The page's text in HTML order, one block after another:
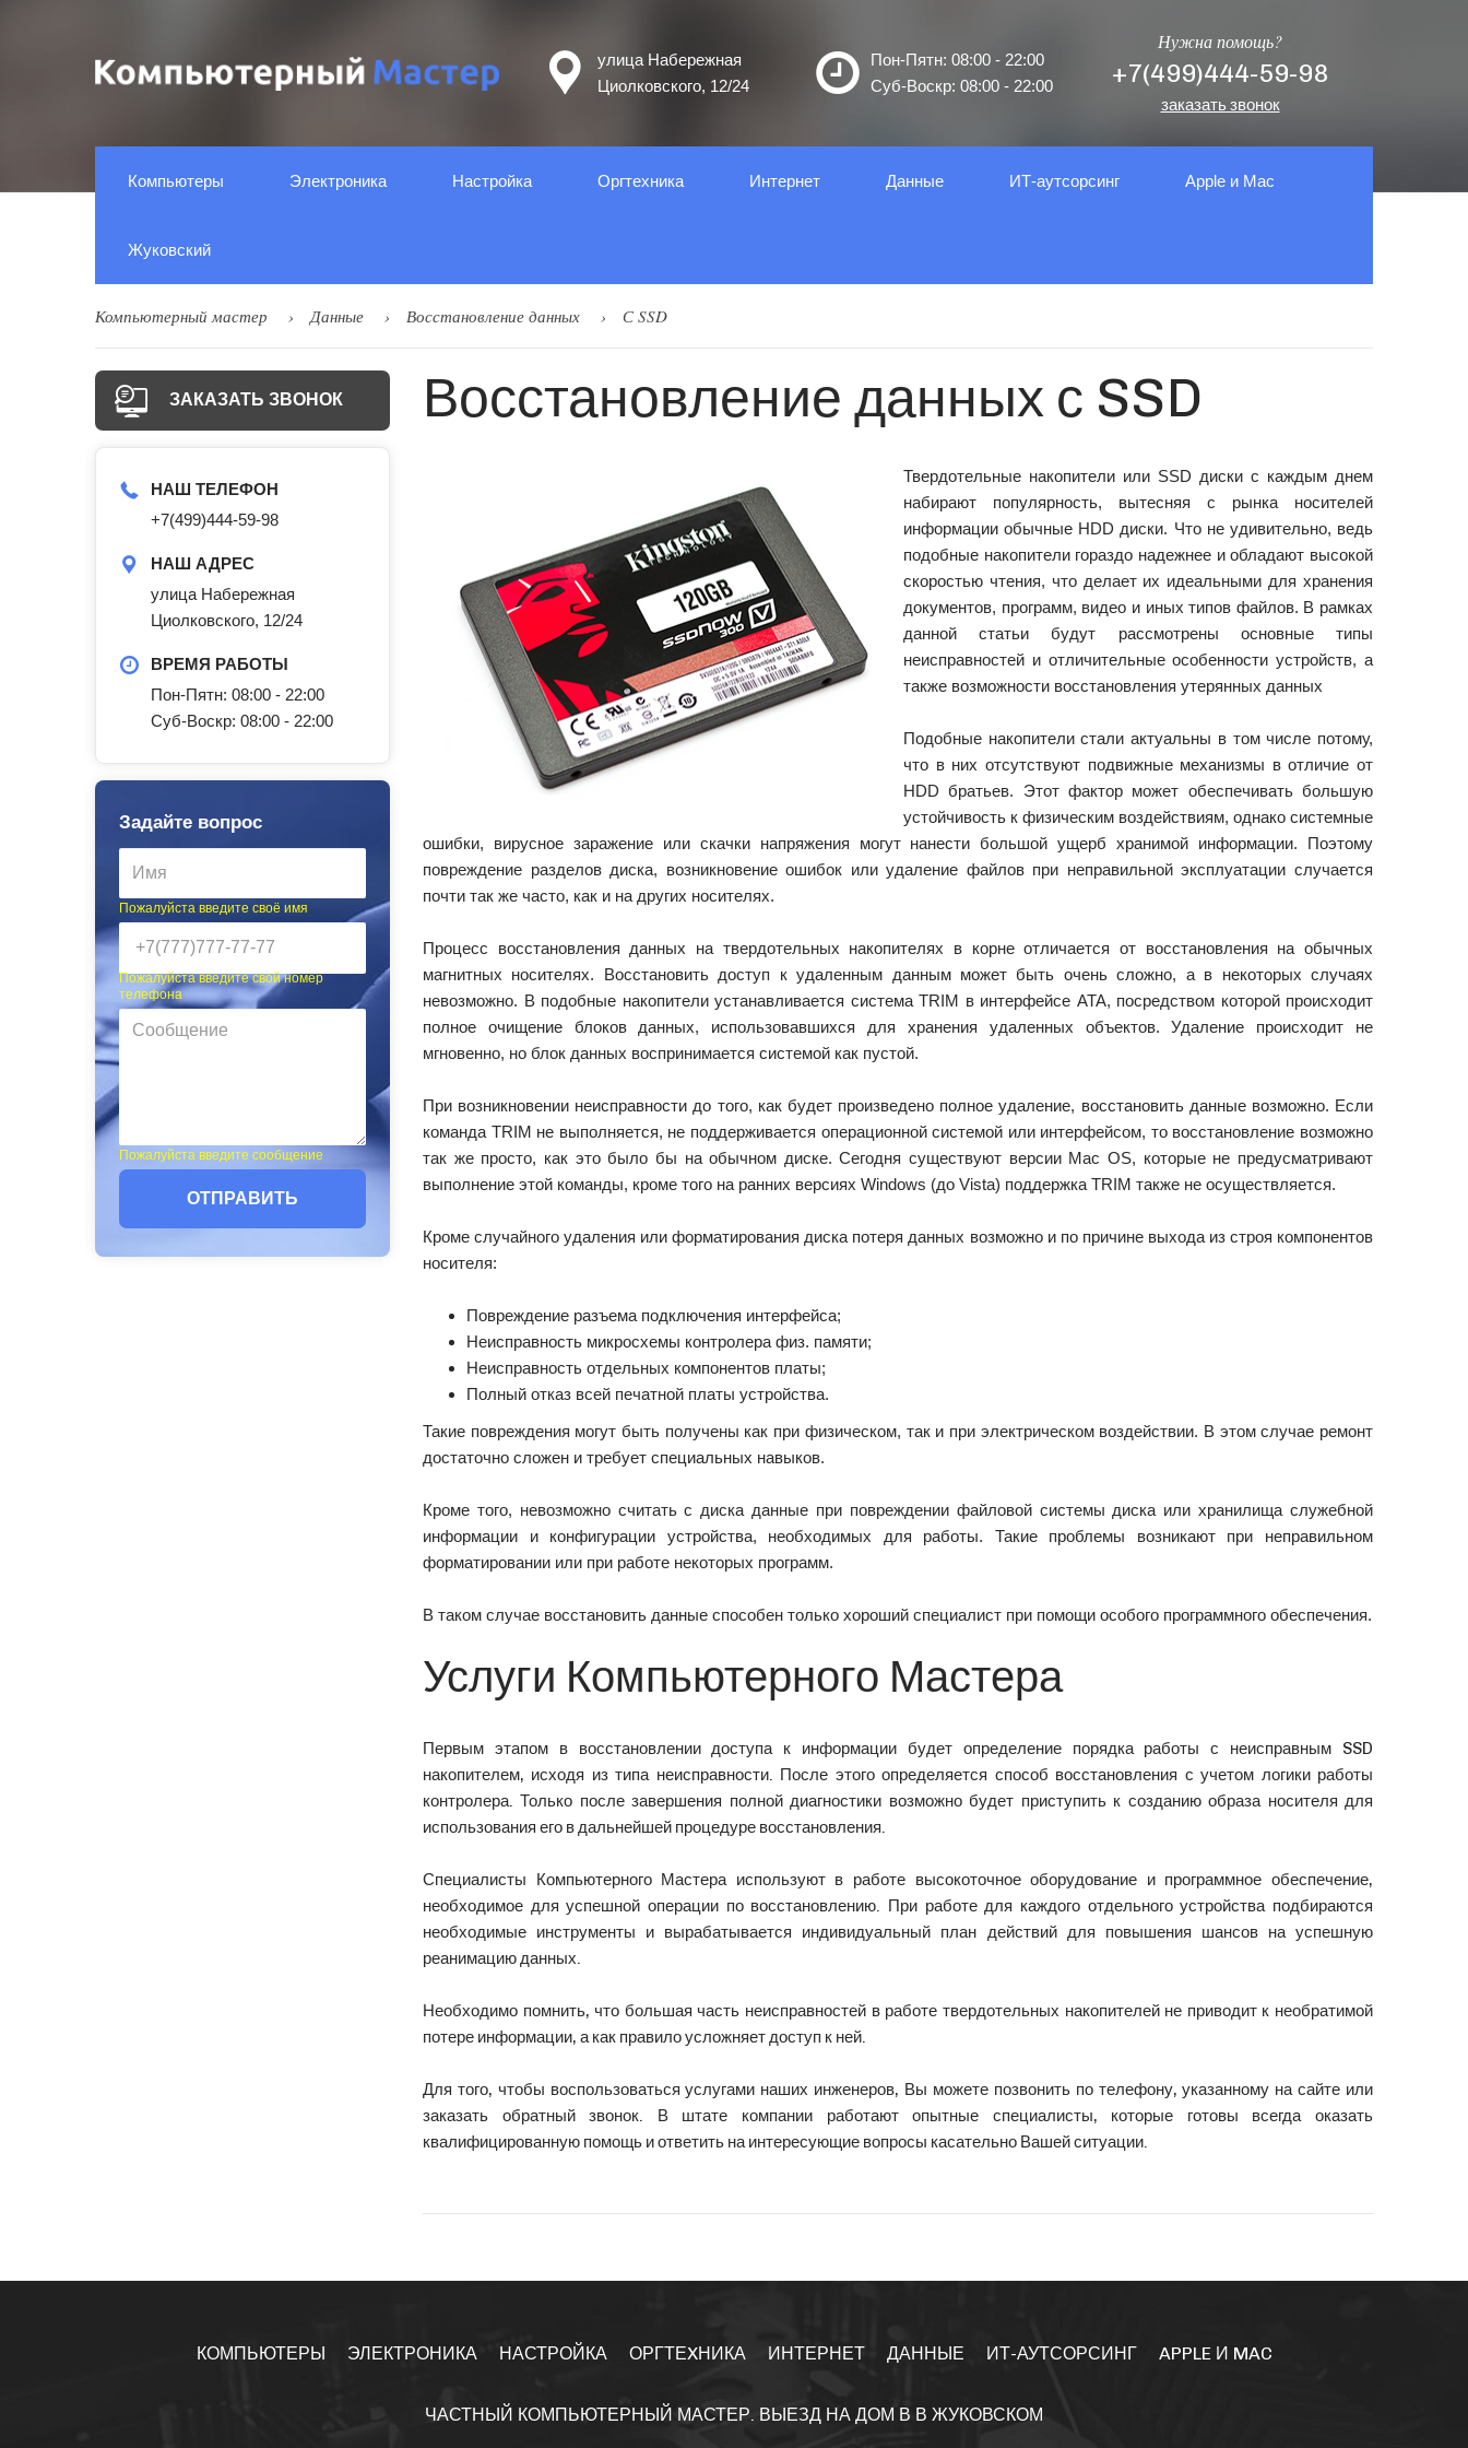
улица Набережная
Циолковского, 12/24
Пон-Пятн: 08:00 - 22:00
Суб-Воскр: 08:00 - 22:00
Нужна помощь?
+7(499)444-59-98
заказать звонок
Компьютеры Электроника Настройка Оргтеxника Интернет Данные ИТ-аутсорсинг Apple и Mac
Жуковский
Компьютерный мастер Данные Восстановление данных С SSD
ЗАКАЗАТЬ ЗВОНОК
НАШ ТЕЛЕФОН
+7(499)444-59-98
НАШ АДРЕС
улица Набережная
Циолковского, 12/24
ВРЕМЯ РАБОТЫ
Пон-Пятн: 08:00 - 22:00
Суб-Воскр: 08:00 - 22:00
Задайте вопрос
Пожалуйста введите своё имя
Пожалуйста введите свой номер
телефона
Пожалуйста введите сообщение
ОТПРАВИТЬ
Восстановление данных с SSD
Твердотельные накопители или SSD диски с каждым днем
набирают популярность, вытесняя с рынка носителей
информации обычные HDD диски. Что не удивительно, ведь
подобные накопители гораздо надежнее и обладают высокой
скоростью чтения, что делает их идеальными для хранения
документов, программ, видео и иных типов файлов. В рамках
данной статьи будут рассмотрены основные типы
неисправностей и отличительные особенности устройств, а
также возможности восстановления утерянных данных
Подобные накопители стали актуальны в том числе потому,
что в них отсутствуют подвижные механизмы в отличие от
HDD братьев. Этот фактор может обеспечивать большую
устойчивость к физическим воздействиям, однако системные
ошибки, вирусное заражение или скачки напряжения могут нанести большой ущерб хранимой информации. Поэтому
повреждение разделов диска, возникновение ошибок или удаление файлов при неправильной эксплуатации случается
почти так же часто, как и на других носителях.
Процесс восстановления данных на твердотельных накопителях в корне отличается от восстановления на обычных
магнитных носителях. Восстановить доступ к удаленным данным может быть очень сложно, а в некоторых случаях
невозможно. В подобные накопители устанавливается система TRIM в интерфейсе ATA, посредством которой происходит
полное очищение блоков данных, использовавшихся для хранения удаленных объектов. Удаление происходит не
мгновенно, но блок данных воспринимается системой как пустой.
При возникновении неисправности до того, как будет произведено полное удаление, восстановить данные возможно. Если
команда TRIM не выполняется, не поддерживается операционной системой или интерфейсом, то восстановление возможно
так же просто, как это было бы на обычном диске. Сегодня существуют версии Mac OS, которые не предусматривают
выполнение этой команды, кроме того на ранних версиях Windows (до Vista) поддержка TRIM также не осуществляется.
Кроме случайного удаления или форматирования диска потеря данных возможно и по причине выхода из строя компонентов
носителя:
Повреждение разъема подключения интерфейса;
Неисправность микросхемы контролера физ. памяти;
Неисправность отдельных компонентов платы;
Полный отказ всей печатной платы устройства.
Такие повреждения могут быть получены как при физическом, так и при электрическом воздействии. В этом случае ремонт
достаточно сложен и требует специальных навыков.
Кроме того, невозможно считать с диска данные при повреждении файловой системы диска или хранилища служебной
информации и конфигурации устройства, необходимых для работы. Такие проблемы возникают при неправильном
форматировании или при работе некоторых программ.
В таком случае восстановить данные способен только хороший специалист при помощи особого программного обеспечения.
Услуги Компьютерного Мастера
Первым этапом в восстановлении доступа к информации будет определение порядка работы с неисправным SSD
накопителем, исходя из типа неисправности. После этого определяется способ восстановления с учетом логики работы
контролера. Только после завершения полной диагностики возможно будет приступить к созданию образа носителя для
использования его в дальнейшей процедуре восстановления.
Специалисты Компьютерного Мастера используют в работе высокоточное оборудование и программное обеспечение,
необходимое для успешной операции по восстановлению. При работе для каждого отдельного устройства подбираются
необходимые инструменты и вырабатывается индивидуальный план действий для повышения шансов на успешную
реанимацию данных.
Необходимо помнить, что большая часть неисправностей в работе твердотельных накопителей не приводит к необратимой
потере информации, а как правило усложняет доступ к ней.
Для того, чтобы воспользоваться услугами наших инженеров, Вы можете позвонить по телефону, указанному на сайте или
заказать обратный звонок. В штате компании работают опытные специалисты, которые готовы всегда оказать
квалифицированную помощь и ответить на интересующие вопросы касательно Вашей ситуации.
КОМПЬЮТЕРЫ ЭЛЕКТРОНИКА НАСТРОЙКА ОРГТЕXНИКА ИНТЕРНЕТ ДАННЫЕ ИТ-АУТСОРСИНГ APPLE И MAC
ЧАСТНЫЙ КОМПЬЮТЕРНЫЙ МАСТЕР. ВЫЕЗД НА ДОМ В В ЖУКОВСКОМ